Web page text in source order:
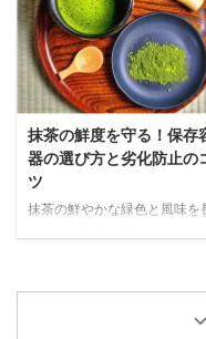
抹茶の鮮度を守る！保存
器の選び方と劣化防止の
ツ
抹茶の鮮やかな緑色と風味を
ス・プラスチック製など素材
メリット・デメリットを詳し